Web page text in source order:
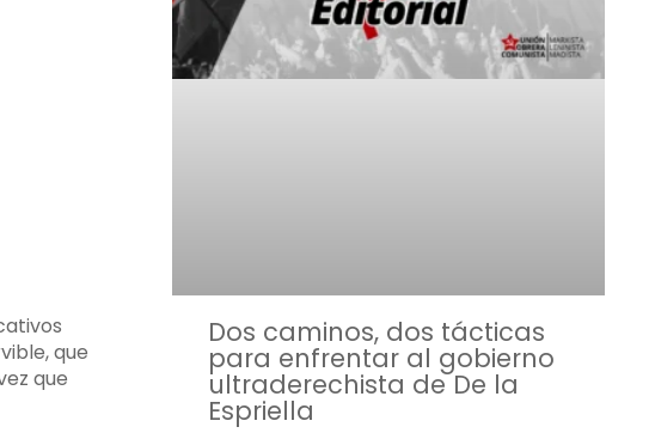
que
que
Dos caminos, dos tácticas
para enfrentar al gobierno
ultraderechista de De la
Espriella